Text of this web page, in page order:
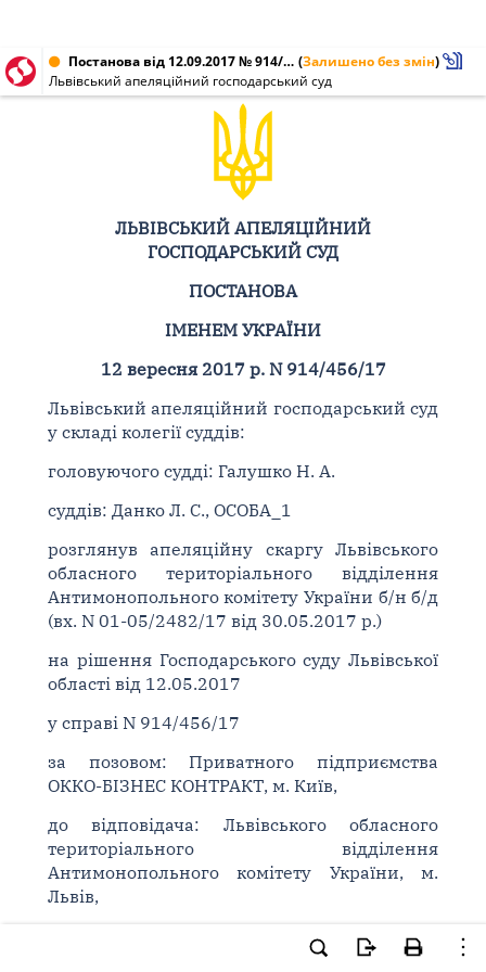
Постанова від 12.09.2017 № 914/456/17 (Залишено без змін)
Львівський апеляційний господарський суд
ЛЬВІВСЬКИЙ АПЕЛЯЦІЙНИЙ
ГОСПОДАРСЬКИЙ СУД
ПОСТАНОВА
ІМЕНЕМ УКРАЇНИ
12 вересня 2017 р. N 914/456/17
Львівський апеляційний господарський суд
у складі колегії суддів:
головуючого судді: Галушко Н. А.
суддів: Данко Л. С., ОСОБА_1
розглянув апеляційну скаргу Львівського
обласного територіального відділення
Антимонопольного комітету України б/н б/д
(вх. N 01-05/2482/17 від 30.05.2017 р.)
на рішення Господарського суду Львівської
області від 12.05.2017
у справі N 914/456/17
за позовом: Приватного підприємства
ОККО-БІЗНЕС КОНТРАКТ, м. Київ,
до відповідача: Львівського обласного
територіального відділення
Антимонопольного комітету України, м.
Львів,
про: визнання частково недійсним Рішення
Адміністративної колегії Львівського